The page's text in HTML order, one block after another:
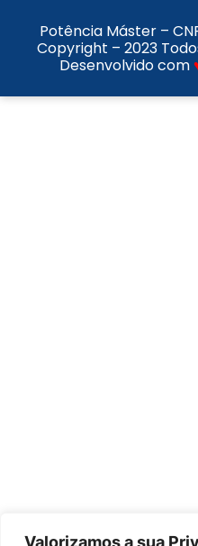
Valorizamos a sua
Potência Máster –
Copyright – 2023
Desenvolvido com